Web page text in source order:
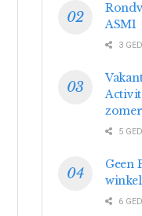
ASM1
3
zomer
5
Geen
6